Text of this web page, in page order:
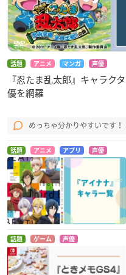
話題 アニメ マンガ 声優
『忍たま乱太郎』キャラ
優を網羅
めっちゃ分かりやすいです！
話題 アニメ アプリ 声優
話題 ゲーム 声優